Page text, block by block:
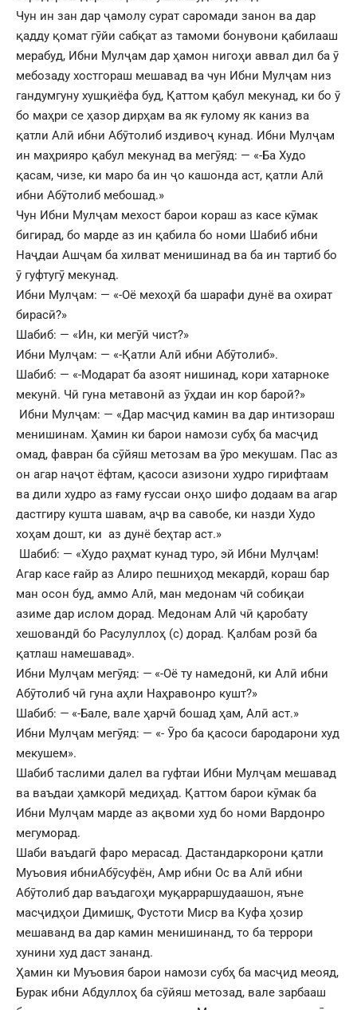
Чун ин зан дар ҷамолу сурат саромади занон ва дар
қадду қомат гӯйи сабқат аз тамоми бонувони қабилааш
мерабуд, Ибни Мулҷам дар ҳамон нигоҳи аввал дил ба ӯ
мебозаду хостгораш мешавад ва чун Ибни Мулҷам низ
гандумгуну хушқиёфа буд, Қаттом қабул мекунад, ки бо ӯ
бо маҳри се ҳазор дирҳам ва як ғулому як каниз ва
қатли Алӣ ибни Абӯтолиб издивоҷ кунад. Ибни Мулҷам
ин маҳрияро қабул мекунад ва мегӯяд: — «-Ба Худо
қасам, чизе, ки маро ба ин ҷо кашонда аст, қатли Алӣ
ибни Абӯтолиб мебошад.»
Чун Ибни Мулҷам мехост барои кораш аз касе кӯмак
бигирад, бо марде аз ин қабила бо номи Шабиб ибни
Наҷдаи Ашҷам ба хилват менишинад ва ба ин тартиб бо
ӯ гуфтугӯ мекунад.
Ибни Мулҷам: — «-Оё мехоҳӣ ба шарафи дунё ва охират
бирасӣ?»
Шабиб: — «Ин, ки мегӯӣ чист?»
Ибни Мулҷам: — «-Қатли Алӣ ибни Абӯтолиб».
Шабиб: — «-Модарат ба азоят нишинад, кори хатарноке
мекунӣ. Чӣ гуна метавонӣ аз ӯҳдаи ин кор бароӣ?»
Ибни Мулҷам: — «Дар масҷид камин ва дар интизораш
менишинам. Ҳамин ки барои намози субҳ ба масҷид
омад, фавран ба сӯйяш метозам ва ӯро мекушам. Пас аз
он агар наҷот ёфтам, қасоси азизони худро гирифтаам
ва дили худро аз ғаму ғуссаи онҳо шифо додаам ва агар
дастгиру кушта шавам, аҷр ва савобе, ки назди Худо
хоҳам дошт, ки аз дунё беҳтар аст.»
Шабиб: — «Худо раҳмат кунад туро, эй Ибни Мулҷам!
Агар касе ғайр аз Алиро пешниҳод мекардӣ, кораш бар
ман осон буд, аммо Алӣ, ман медонам чӣ собиқаи
азиме дар ислом дорад. Медонам Алӣ чӣ қаробату
хешовандӣ бо Расулуллоҳ (с) дорад. Қалбам розӣ ба
қатлаш намешавад».
Ибни Мулҷам мегӯяд: — «-Оё ту намедонӣ, ки Алӣ ибни
Абӯтолиб чӣ гуна аҳли Наҳравонро кушт?»
Шабиб: — «-Бале, вале ҳарчӣ бошад ҳам, Алӣ аст.»
Ибни Мулҷам мегӯяд: — «- Ӯро ба қасоси бародарони худ
мекушем».
Шабиб таслими далел ва гуфтаи Ибни Мулҷам мешавад
ва ваъдаи ҳамкорӣ медиҳад. Қаттом барои кӯмак ба
Ибни Мулҷам марде аз ақвоми худ бо номи Вардонро
мегуморад.
Шаби ваъдагӣ фаро мерасад. Дастандаркорони қатли
Муъовия ибниАбӯсуфён, Амр ибни Ос ва Алӣ ибни
Абӯтолиб дар ваъдагоҳи муқарраршудаашон, яъне
масҷидҳои Димишқ, Фустоти Миср ва Куфа ҳозир
мешаванд ва дар камин менишинанд, то ба террори
хунини худ даст зананд.
Ҳамин ки Муъовия барои намози субҳ ба масҷид меояд,
Бурак ибни Абдуллоҳ ба сӯйяш метозад, вале зарбааш